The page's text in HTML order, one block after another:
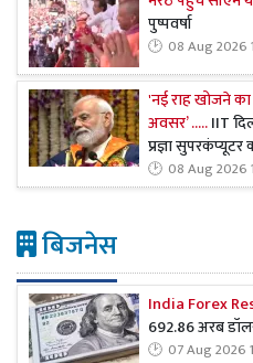
पुष्पवर्षा
08 Aug 2026
'नई राह खोजने
अवसर’ .....IIT
प्रज्ञा
08 Aug 2026
बिजनेस
India Forex
692.86 अरब
07 Aug 2026